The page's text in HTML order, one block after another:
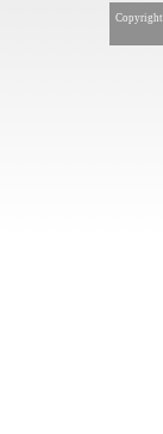
Copyright